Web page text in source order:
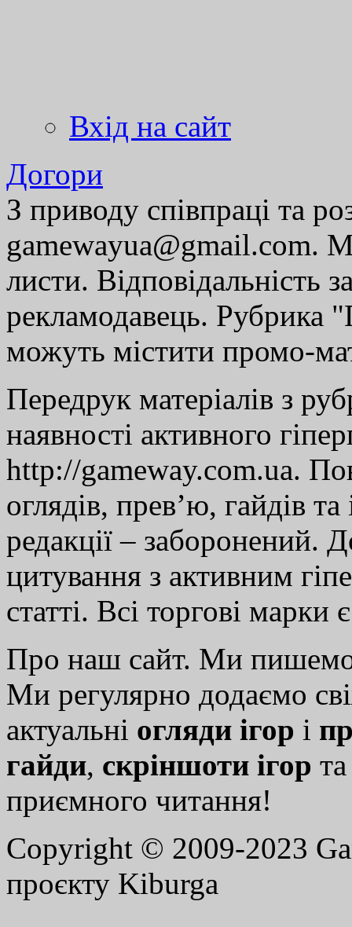
Вхід на сайт
Догори
З приводу співпраці та
gamewayua@gmail.com.
листи. Відповідальність
рекламодавець. Рубрика
можуть містити промо-
Передрук матеріалів з
наявності активного
http://gameway.com.ua.
оглядів, прев’ю, гайдів
редакції – заборонений.
цитування з активним
статті. Всі торгові марки
Про наш сайт. Ми
Ми регулярно додаємо
актуальні огляди ігор і
гайди, скріншоти ігор
приємного читання!
Copyright © 2009-2023
проєкту Kiburga